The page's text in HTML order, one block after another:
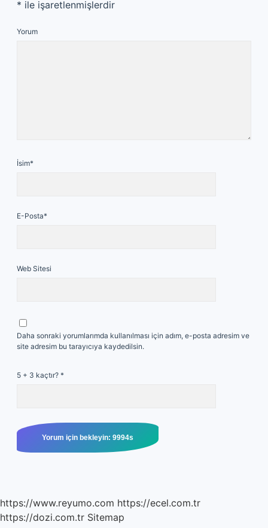
* ile işaretlenmişlerdir
Yorum
İsim*
E-Posta*
Web Sitesi
Daha sonraki yorumlarımda kullanılması için adım, e-posta adresim ve
site adresim bu tarayıcıya kaydedilsin.
5 + 3 kaçtır? *
https://www.reyumo.com https://ecel.com.tr
https://dozi.com.tr Sitemap